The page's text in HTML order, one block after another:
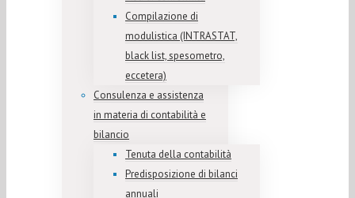
Compilazione di
modulistica (INTRASTAT,
black list, spesometro,
eccetera)
Consulenza e assistenza
in materia di contabilità e
bilancio
Tenuta della contabilità
Predisposizione di bilanci
annuali